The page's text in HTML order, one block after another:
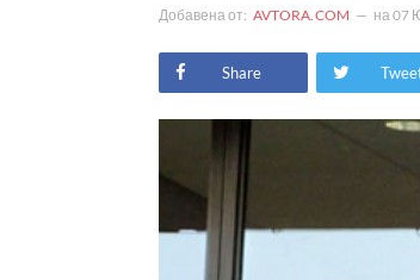
Добавена от: AVTORA.COM на07
Share